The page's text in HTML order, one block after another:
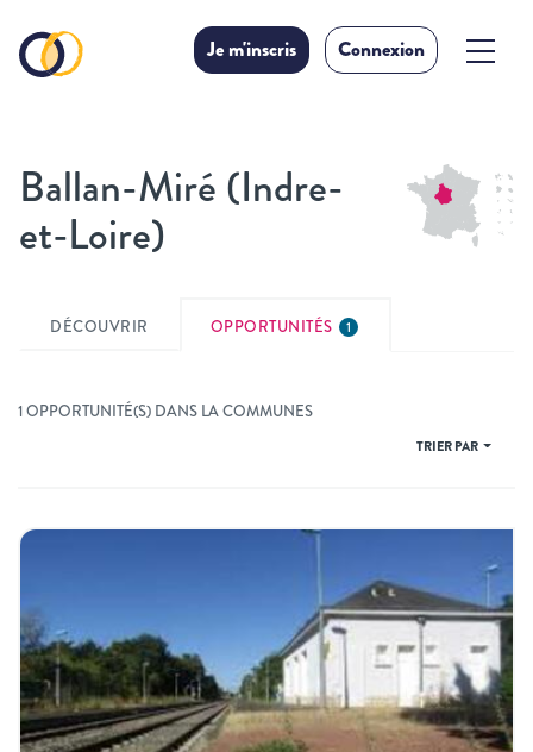
Je m'inscris Connexion
Ballan-Miré (Indre-
et-Loire)
DÉCOUVRIR OPPORTUNITÉS 1
1 OPPORTUNITÉ(S) DANS LA COMMUNES
TRIER PAR